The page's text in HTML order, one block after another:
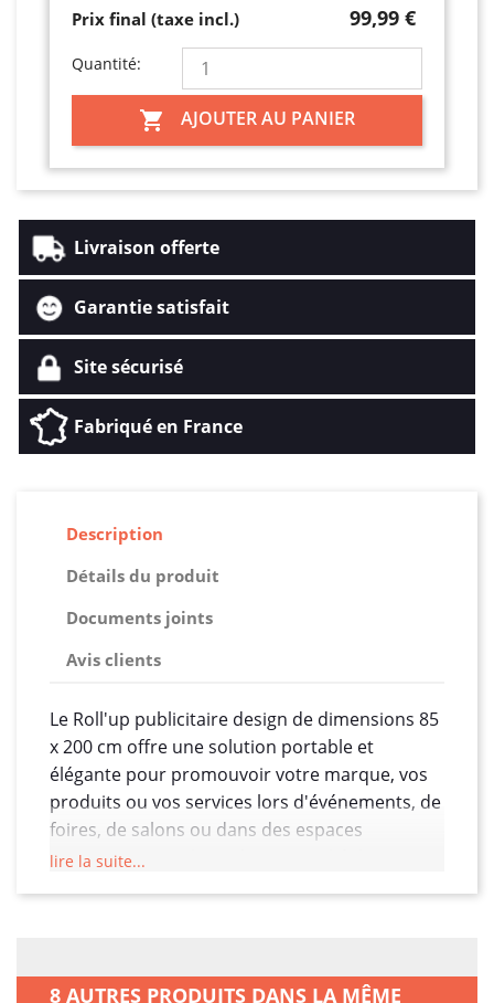
Prix final (taxe incl.)
99,99 €
Quantité:
 AJOUTER AU PANIER
Livraison offerte
Garantie satisfait
Site sécurisé
Fabriqué en France
Description
Détails du produit
Documents joints
Avis clients
Le Roll'up publicitaire design de dimensions 85
x 200 cm offre une solution portable et
élégante pour promouvoir votre marque, vos
produits ou vos services lors d'événements, de
foires, de salons ou dans des espaces
commerciaux. Fabriqué avec une bâche PVC
Avec une taille de 85 x 200 cm, ce Roll'up offre
lire la suite...
8 AUTRES PRODUITS DANS LA MÊME